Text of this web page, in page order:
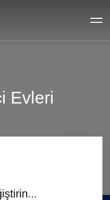
Evleri